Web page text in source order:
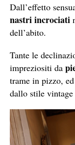
Dall’effetto
nastri incrociati
dell’abito.
Tante le
impreziositi da
trame in pizzo,
dallo stile vintage